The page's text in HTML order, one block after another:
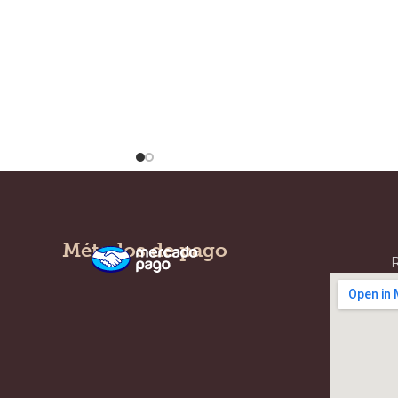
Métodos de pago